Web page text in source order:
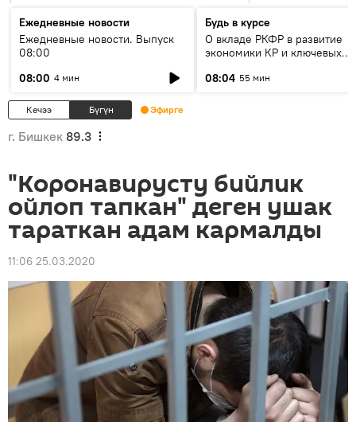
Ежедневные новости
Ежедневные новости. Выпуск
08:00
08:00 4 мин
Будь в курсе
О вкладе РКФР в развитие
экономики КР и ключевых
08:04 55 мин
Кечээ Бүгүн Эфирге
г. Бишкек 89.3
"Коронавирусту бийлик
ойлоп тапкан" деген ушак
тараткан адам кармалды
11:06 25.03.2020